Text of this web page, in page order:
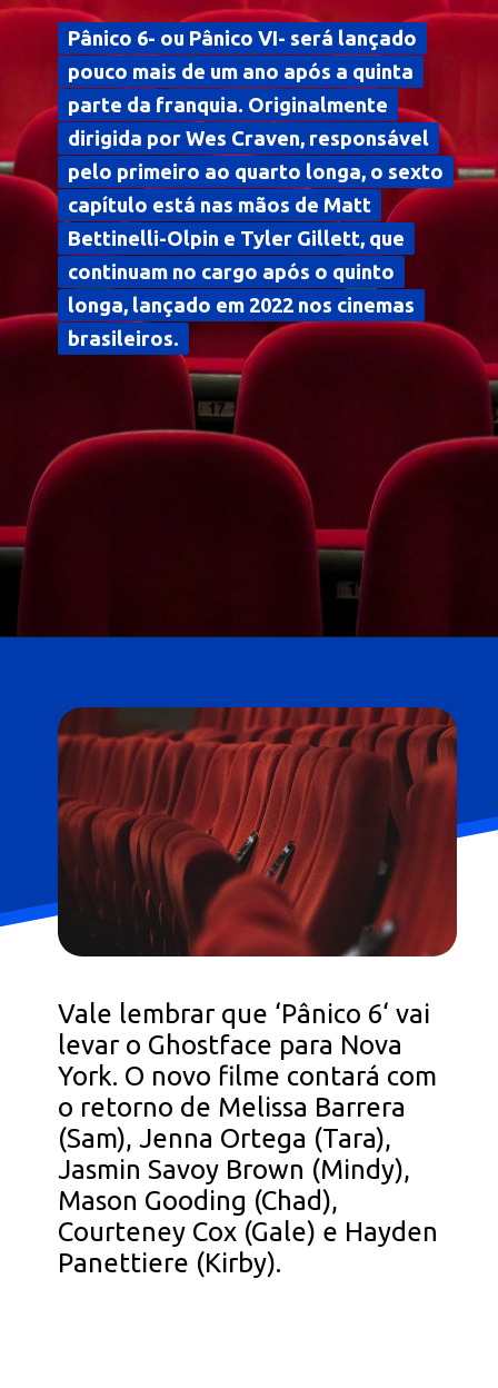
Pânico 6- ou Pânico VI- será lançado
pouco mais de um ano após a quinta
parte da franquia. Originalmente
dirigida por Wes Craven, responsável
pelo primeiro ao quarto longa, o sexto
capítulo está nas mãos de Matt
Bettinelli-Olpin e Tyler Gillett, que
continuam no cargo após o quinto
longa, lançado em 2022 nos cinemas
brasileiros.
Pânico 6- ou Pânico VI- será lançado
pouco mais de um ano após a quinta
parte da franquia. Originalmente
dirigida por Wes Craven, responsável
pelo primeiro ao quarto longa, o sexto
capítulo está nas mãos de Matt
Bettinelli-Olpin e Tyler Gillett, que
continuam no cargo após o quinto
longa, lançado em 2022 nos cinemas
brasileiros.
Vale lembrar que ‘Pânico 6‘ vai
levar o Ghostface para Nova
York. O novo filme contará com
o retorno de Melissa Barrera
(Sam), Jenna Ortega (Tara),
Jasmin Savoy Brown (Mindy),
Mason Gooding (Chad),
Courteney Cox (Gale) e Hayden
Panettiere (Kirby).